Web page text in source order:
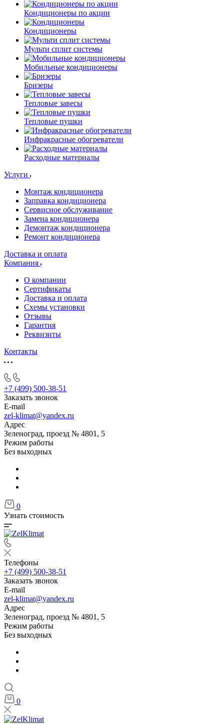
Кондиционеры по акции
Кондиционеры
Мульти сплит системы
Мобильные кондиционеры
Бризеры
Тепловые завесы
Тепловые пушки
Инфракрасные обогреватели
Расходные материалы
Услуги
Монтаж кондиционера
Заправка кондиционера
Сервисное обслуживание
Замена кондиционера
Демонтаж кондиционера
Ремонт кондиционера
Доставка и оплата
Компания
О компании
Сертификаты
Доставка и оплата
Схемы установки
Отзывы
Гарантия
Реквизиты
Контакты
+7 (499) 500-38-51
Заказать звонок
E-mail
zel-klimat@yandex.ru
Адрес
Зеленоград, проезд № 4801, 5
Режим работы
Без выходных
0
Узнать стоимость
Телефоны
+7 (499) 500-38-51
Заказать звонок
E-mail
zel-klimat@yandex.ru
Адрес
Зеленоград, проезд № 4801, 5
Режим работы
Без выходных
0